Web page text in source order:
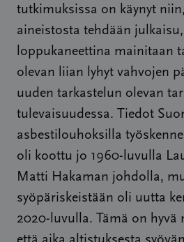
tutkimuksissa on käynyt
aineistosta tehdään
loppukaneettina mainitaan
olevan liian lyhyt vahvojen
uuden tarkastelun olevan
tulevaisuudessa. Tiedot
asbestilouhoksilla
oli koottu jo 1960-luvulla
Matti Hakaman johdolla,
syöpäriskeistään oli uutta
2020-luvulla. Tämä on hyvä